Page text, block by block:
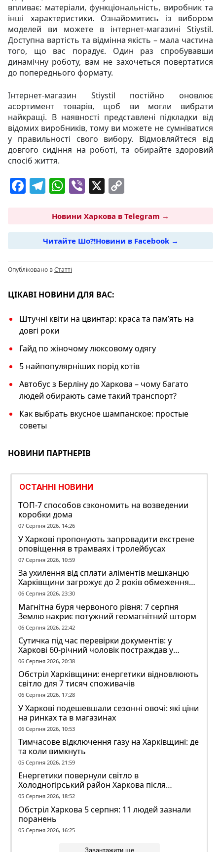
впливає: матеріали, функціональність, виробник та
інші характеристики. Ознайомитись із вибором
моделей ви можете в інтернет-магазині Stiystil.
Доступна вартість та відмінна якість – мала частина
того, що вас порадує. Один раз спробувавши
динамічну роботу, вам не захочеться повертатися
до попереднього формату.
Інтернет-магазин Stiystil постійно оновлює
асортимент товарів, щоб ви могли вибрати
найкращі. В наявності представлені підкладки від
відомих виробників, тому ви можете не сумніватися
у правильності свого вибору. Відмовляйтеся від
довгого сидіння на роботі, та обирайте здоровий
спосіб життя.
F
e
b
o
k
T
e
g
ra
m
W
at
s
A
p
Vi
er
X
p
y
Li
Новини Харкова в Telegram →
Читайте Шо?!Новини в Facebook →
Опубліковано вСтатті
ЦІКАВІ НОВИНИ ДЛЯ ВАС:
Штучні квіти на цвинтар: краса та пам’ять на
довгі роки
Гайд по жіночому люксовому одягу
5 найпопулярніших порід котів
Автобус з Берліну до Харкова – чому багато
людей обирають саме такий транспорт?
Как выбрать вкусное шампанское: простые
советы
НОВИНИ ПАРТНЕРІВ
ОСТАННІ НОВИНИ
ТОП-7 способов сэкономить на возведении
коробки дома
07 Серпня 2026, 14:26
У Харкові пропонують запровадити екстрене
оповіщення в трамваях і тролейбусах
07 Серпня 2026, 10:59
За ухилення від сплати аліментів мешканцю
Харківщини загрожує до 2 років обмеження
волі
06 Серпня 2026, 23:30
Магнітна буря червоного рівня: 7 серпня
Землю накриє потужний геомагнітний шторм
06 Серпня 2026, 22:42
Сутичка під час перевірки документів: у
Харкові 60-річний чоловік постраждав у
конфлікті з ТЦК
06 Серпня 2026, 20:38
Обстріл Харківщини: енергетики відновлюють
світло для 7 тисяч споживачів
06 Серпня 2026, 17:28
У Харкові подешевшали сезонні овочі: які ціни
на ринках та в магазинах
06 Серпня 2026, 10:53
Тимчасове відключення газу на Харківщині: де
та коли вимкнуть
05 Серпня 2026, 21:59
Енергетики повернули світло в
Холодногірський район Харкова після
ворожого обстрілу
05 Серпня 2026, 18:52
Обстріл Харкова 5 серпня: 11 людей зазнали
поранень
05 Серпня 2026, 16:25
Завантажити ще